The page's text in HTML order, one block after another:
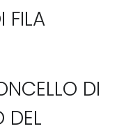
FILA
DI
DEL